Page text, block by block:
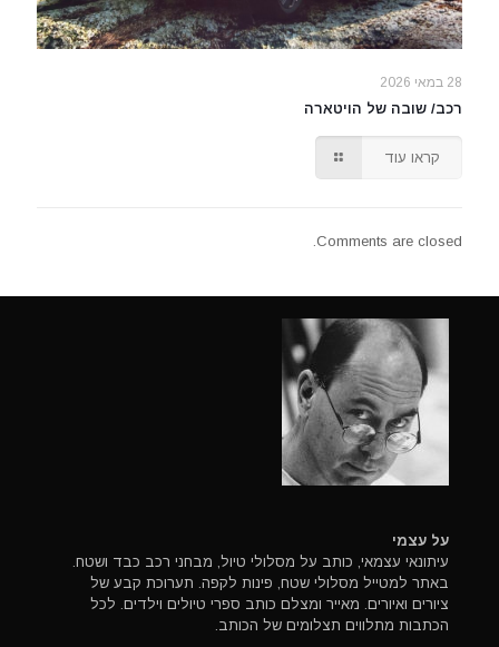
28 במאי 2026
רכב/ שובה של הויטארה
קראו עוד
Comments are closed.
על עצמי
עיתונאי עצמאי, כותב על מסלולי טיול, מבחני רכב כבד ושטח.
באתר למטייל מסלולי שטח, פינות לקפה. תערוכת קבע של
ציורים ואיורים. מאייר ומצלם כותב ספרי טיולים וילדים. לכל
הכתבות מתלווים תצלומים של הכותב.